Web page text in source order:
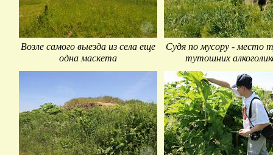
Возле самого выезда из села еще
одна маскета
Судя по мусору - место
тутошних